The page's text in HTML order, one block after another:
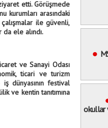
etti. Görüşmede
kurumları arasındaki
ile güvenli,
ele alındı.
ve Sanayi Odası
ticari ve turizm
dünyasının festival
ve kentin tanıtımına
okullar